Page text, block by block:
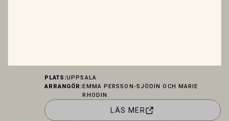
PLATS:UPPSALA
ARRANGÖR:EMMA PERSSON-SJÖDIN OCH MARIE
RHODIN
LÄS MER